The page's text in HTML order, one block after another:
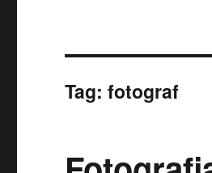
Tag:fotograf